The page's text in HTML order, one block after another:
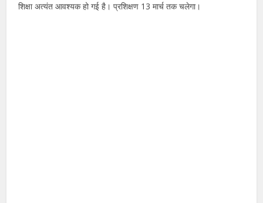
शिक्षा अत्यंत आवश्यक हो गई है। प्रशिक्षण 13 मार्च तक चलेगा।